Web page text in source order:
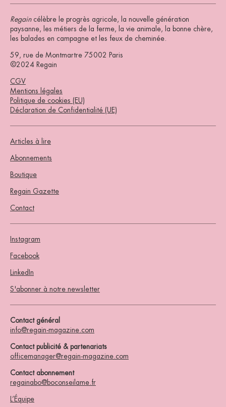
Regaincélèbre le progrès agricole, la nouvelle génération
paysanne, les métiers de la ferme, la vie animale, la bonne chère,
les balades en campagne et les feux de cheminée.
59, rue de Montmartre 75002 Paris
©2024 Regain
CGV
Mentions légales
Politique de cookies (EU)
Déclaration de Confidentialité (UE)
Articles à lire
Abonnements
Boutique
Regain Gazette
Contact
Instagram
Facebook
LinkedIn
S'abonner à notre newsletter
Contact général
info@regain-magazine.com
Contact publicité & partenariats
officemanager@regain-magazine.com
Contact abonnement
regainabo@boconseilame.fr
L’Équipe